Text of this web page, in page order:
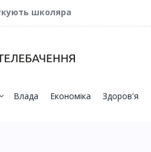
школяра
Влада Економіка Здоров'я